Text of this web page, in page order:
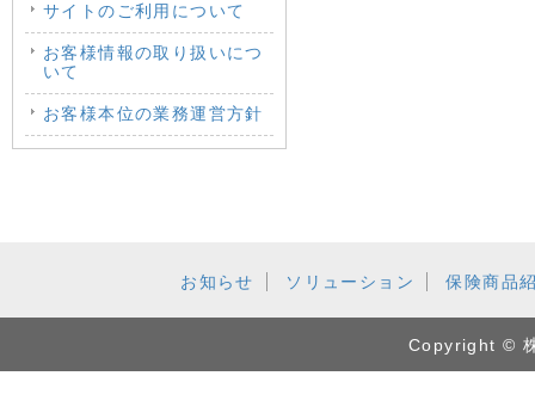
サイトのご利用について
お客様情報の取り扱いにつ
いて
お客様本位の業務運営方針
お知らせ ソリューション 保険商品
Copyright ©